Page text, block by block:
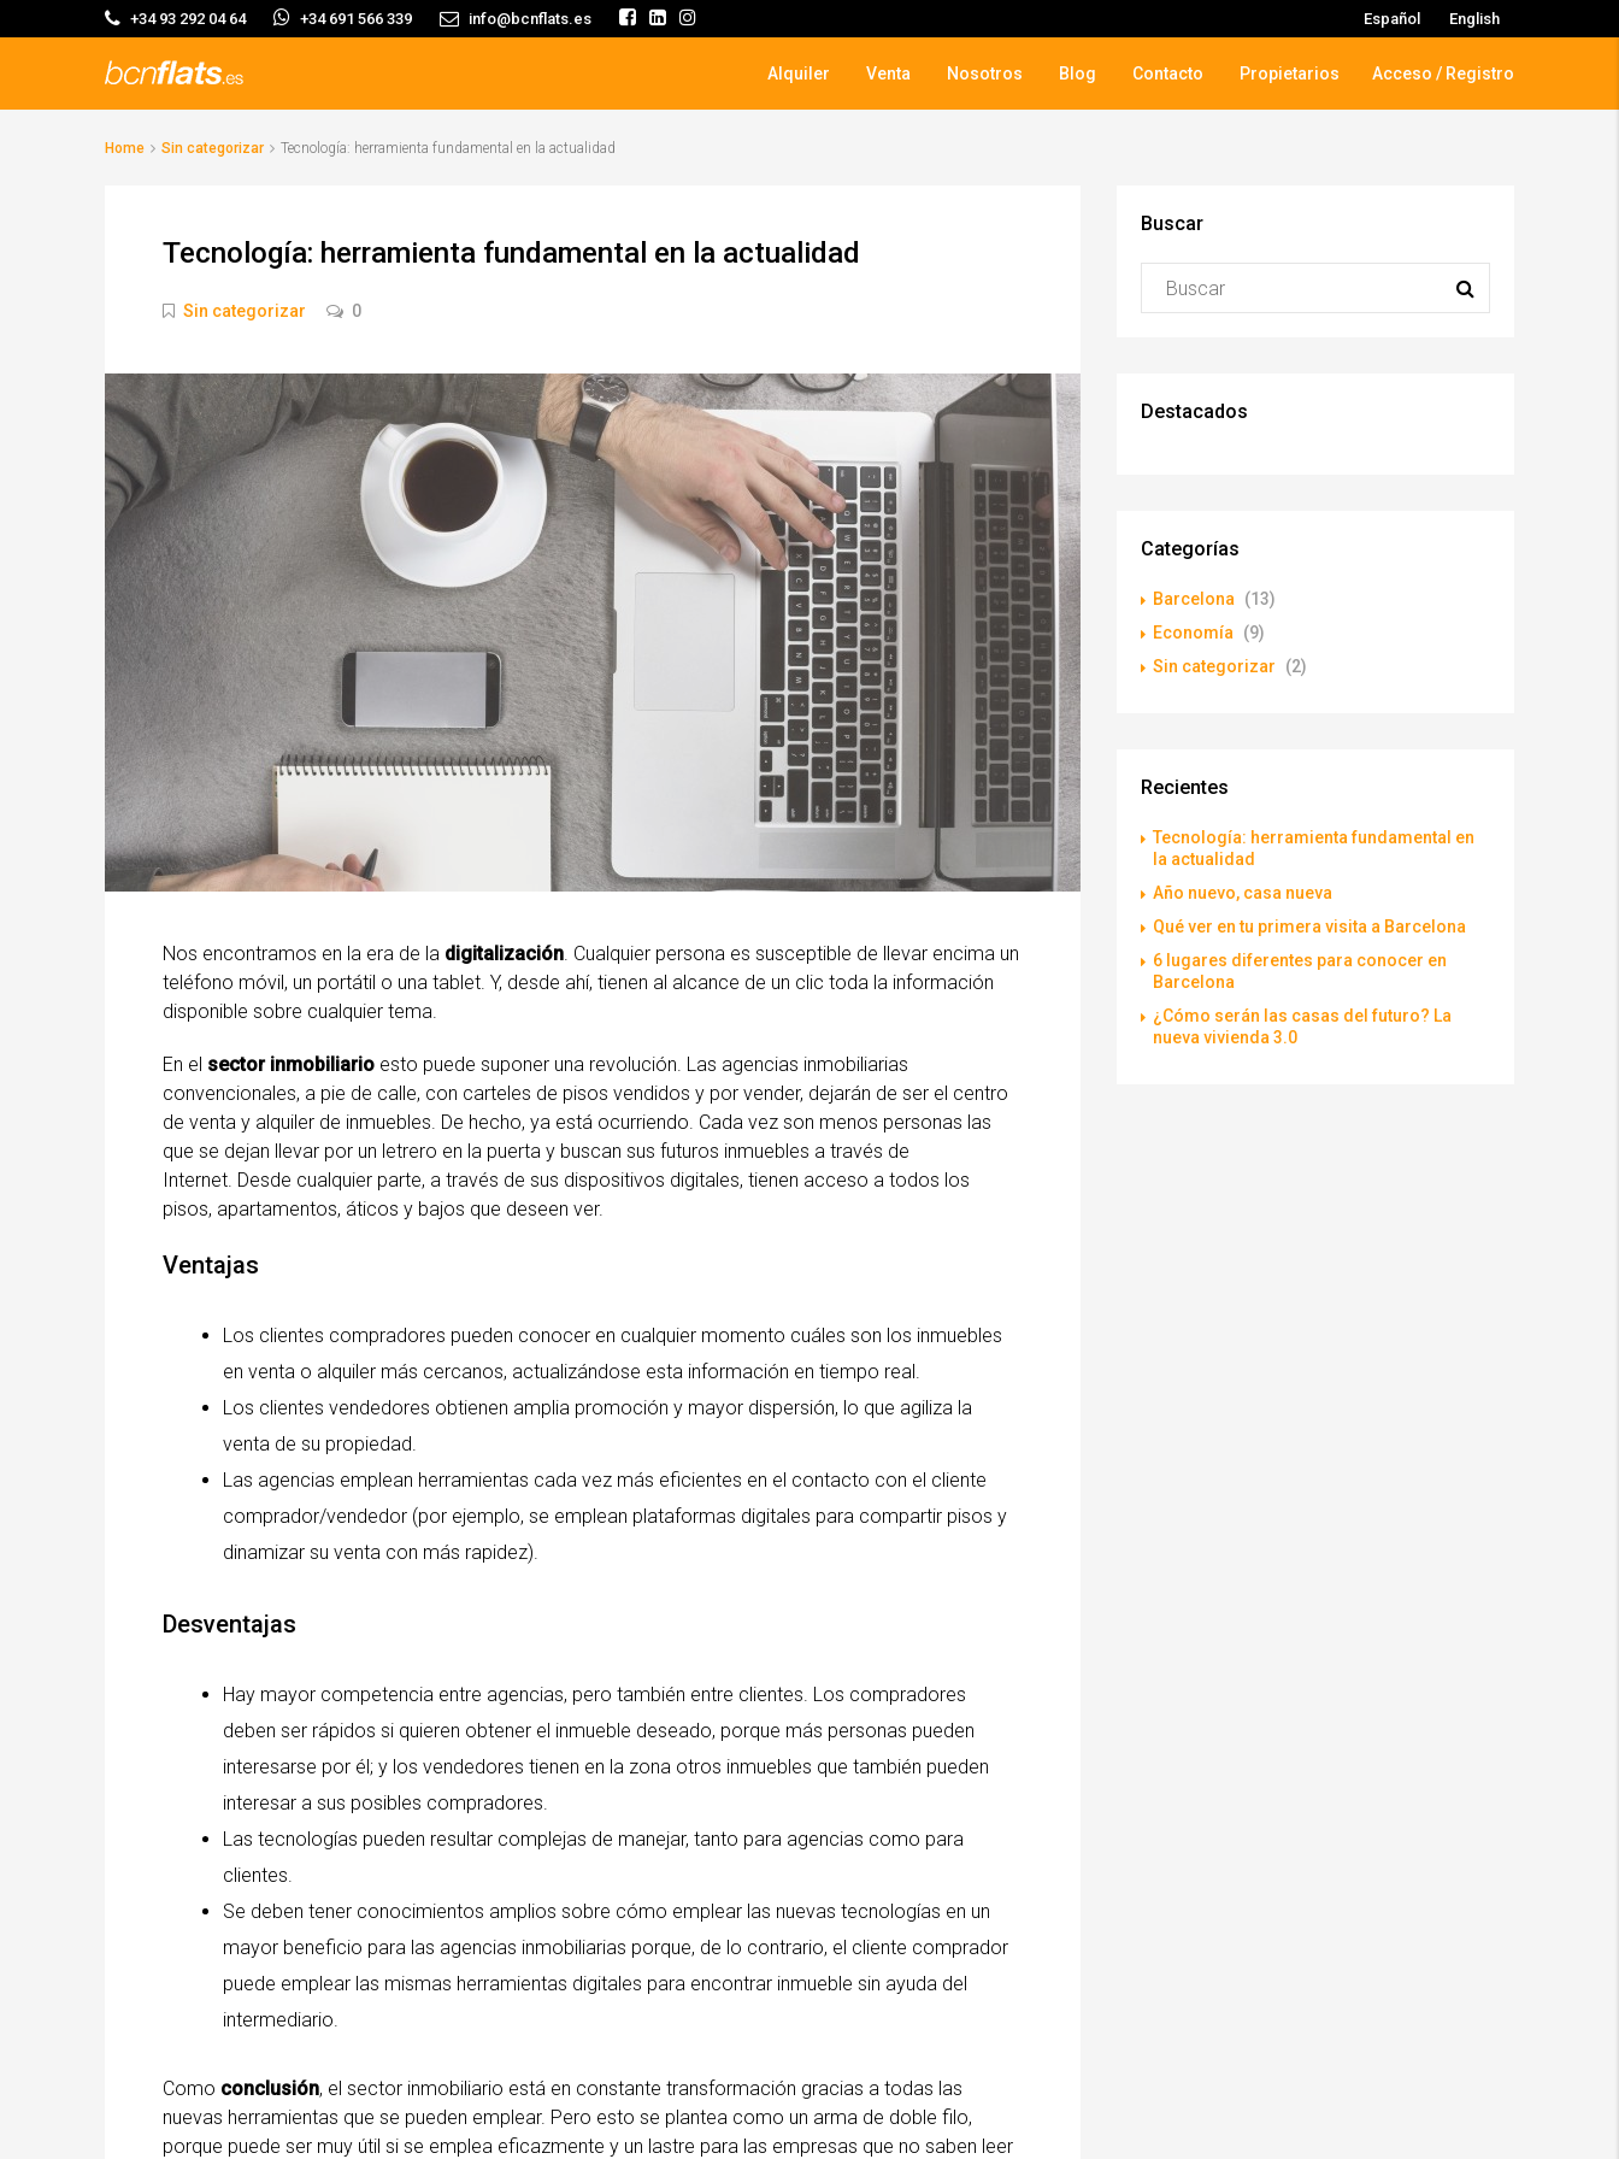
+34 93 292 04 64 +34 691 566 339 info@bcnflats.es Español English
Alquiler Venta Nosotros Blog Contacto Propietarios Acceso / Registro
Home Sin categorizar Tecnología: herramienta fundamental en la actualidad
Tecnología: herramienta fundamental en la actualidad
Sin categorizar 0
Nos encontramos en la era de la digitalización. Cualquier persona es susceptible de llevar encima un
teléfono móvil, un portátil o una tablet. Y, desde ahí, tienen al alcance de un clic toda la información
disponible sobre cualquier tema.
En el sector inmobiliario esto puede suponer una revolución. Las agencias inmobiliarias
convencionales, a pie de calle, con carteles de pisos vendidos y por vender, dejarán de ser el centro
de venta y alquiler de inmuebles. De hecho, ya está ocurriendo. Cada vez son menos personas las
que se dejan llevar por un letrero en la puerta y buscan sus futuros inmuebles a través de
Internet. Desde cualquier parte, a través de sus dispositivos digitales, tienen acceso a todos los
pisos, apartamentos, áticos y bajos que deseen ver.
Ventajas
Los clientes compradores pueden conocer en cualquier momento cuáles son los inmuebles
en venta o alquiler más cercanos, actualizándose esta información en tiempo real.
Los clientes vendedores obtienen amplia promoción y mayor dispersión, lo que agiliza la
venta de su propiedad.
Las agencias emplean herramientas cada vez más eficientes en el contacto con el cliente
comprador/vendedor (por ejemplo, se emplean plataformas digitales para compartir pisos y
dinamizar su venta con más rapidez).
Desventajas
Hay mayor competencia entre agencias, pero también entre clientes. Los compradores
deben ser rápidos si quieren obtener el inmueble deseado, porque más personas pueden
interesarse por él; y los vendedores tienen en la zona otros inmuebles que también pueden
interesar a sus posibles compradores.
Las tecnologías pueden resultar complejas de manejar, tanto para agencias como para
clientes.
Se deben tener conocimientos amplios sobre cómo emplear las nuevas tecnologías en un
mayor beneficio para las agencias inmobiliarias porque, de lo contrario, el cliente comprador
puede emplear las mismas herramientas digitales para encontrar inmueble sin ayuda del
intermediario.
Como conclusión, el sector inmobiliario está en constante transformación gracias a todas las
nuevas herramientas que se pueden emplear. Pero esto se plantea como un arma de doble filo,
porque puede ser muy útil si se emplea eficazmente y un lastre para las empresas que no saben leer
Buscar
Destacados
Categorías
Barcelona
(13)
Economía
(9)
Sin categorizar
(2)
Recientes
Tecnología: herramienta fundamental en
la actualidad
Año nuevo, casa nueva
Qué ver en tu primera visita a Barcelona
6 lugares diferentes para conocer en
Barcelona
¿Cómo serán las casas del futuro? La
nueva vivienda 3.0